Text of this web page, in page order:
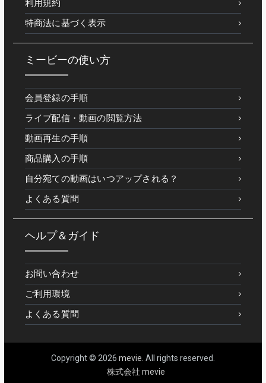
利用規約
特商法に基づく表示
ミービーの使い方
会員登録の手順
ライブ配信・動画の閲覧方法
動画再生の手順
商品購入の手順
自分宛ての動画はいつアップされる？
よくある質問
ヘルプ＆ガイド
お問い合わせ
ご利用環境
よくある質問
Copyright © 2026 mevie . All rights reserved.
株式会社 mevie